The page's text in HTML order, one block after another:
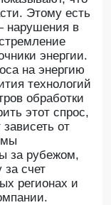
Этому есть
нарушения в
энергии.
на энергию
технологий
обработки
этот спрос,
от
мы
за рубежом,
счет
регионах и